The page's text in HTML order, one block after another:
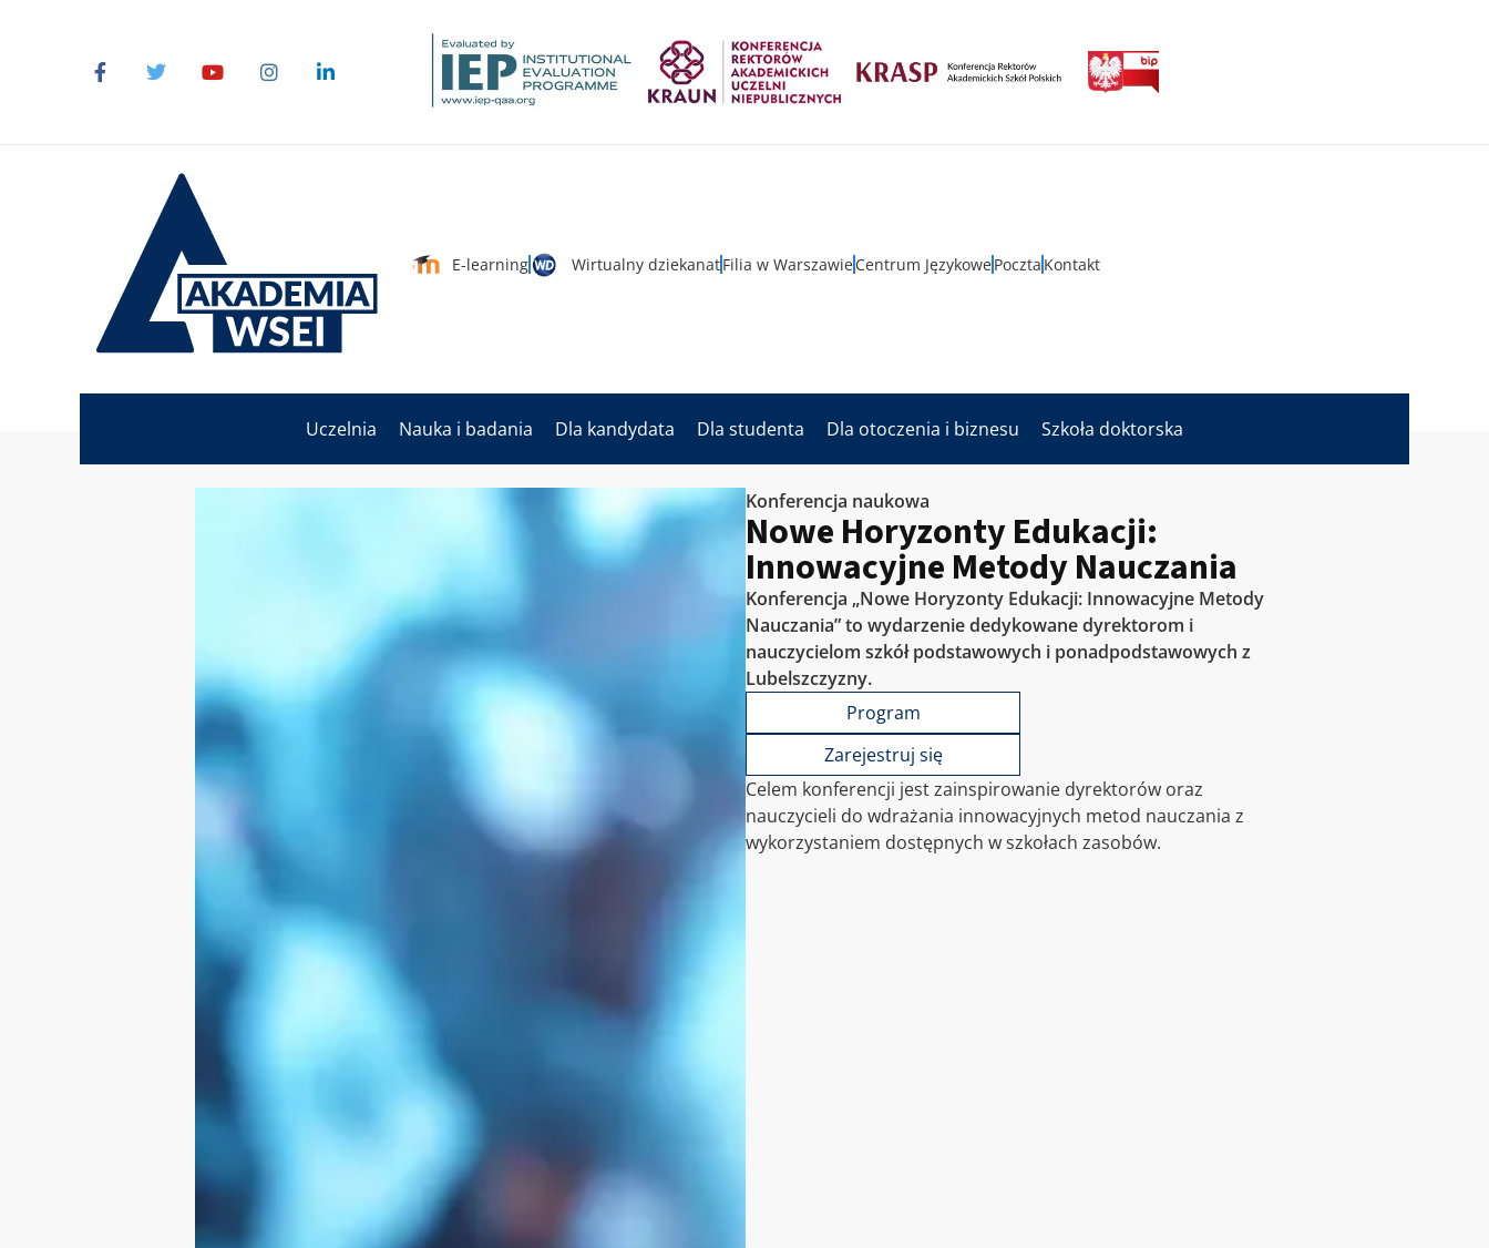
E-learning Wirtualny dziekanatFilia w WarszawieCentrum JęzykowePoczta Kontakt
Uczelnia Nauka i badania Dla kandydata Dla studenta Dla otoczenia i biznesu Szkoła doktorska
Konferencja naukowa
Nowe Horyzonty Edukacji:
Innowacyjne Metody Nauczania
Konferencja „Nowe Horyzonty Edukacji: Innowacyjne Metody
Nauczania” to wydarzenie dedykowane dyrektorom i
nauczycielom szkół podstawowych i ponadpodstawowych z
Lubelszczyzny.
Program
Zarejestruj się
Celem konferencji jest zainspirowanie dyrektorów oraz
nauczycieli do wdrażania innowacyjnych metod nauczania z
wykorzystaniem dostępnych w szkołach zasobów.